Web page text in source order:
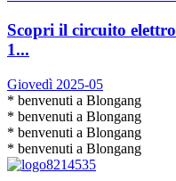
Scopri il circuito
1...
Giovedì 2025-05
* benvenuti a Blongang
* benvenuti a Blongang
* benvenuti a Blongang
* benvenuti a Blongang